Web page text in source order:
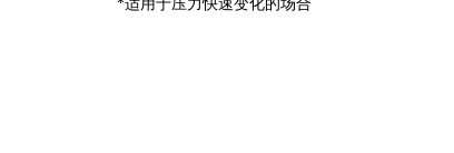
*适用于压力快速变化的场合